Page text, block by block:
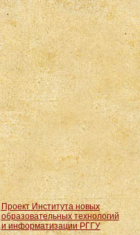
Проект Института новых
образовательных технологий
и информатизации РГГУ